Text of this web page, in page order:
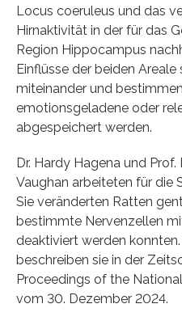
Locus coeruleus und das
Hirnaktivität in der für das
Region Hippocampus
Einflüsse der beiden
miteinander und
emotionsgeladene oder
abgespeichert werden.
Dr. Hardy Hagena und Prof.
Vaughan arbeiteten für die
Sie veränderten Ratten
bestimmte Nervenzellen
deaktiviert werden
beschreiben sie in der
Proceedings of the
vom 30. Dezember 2024.